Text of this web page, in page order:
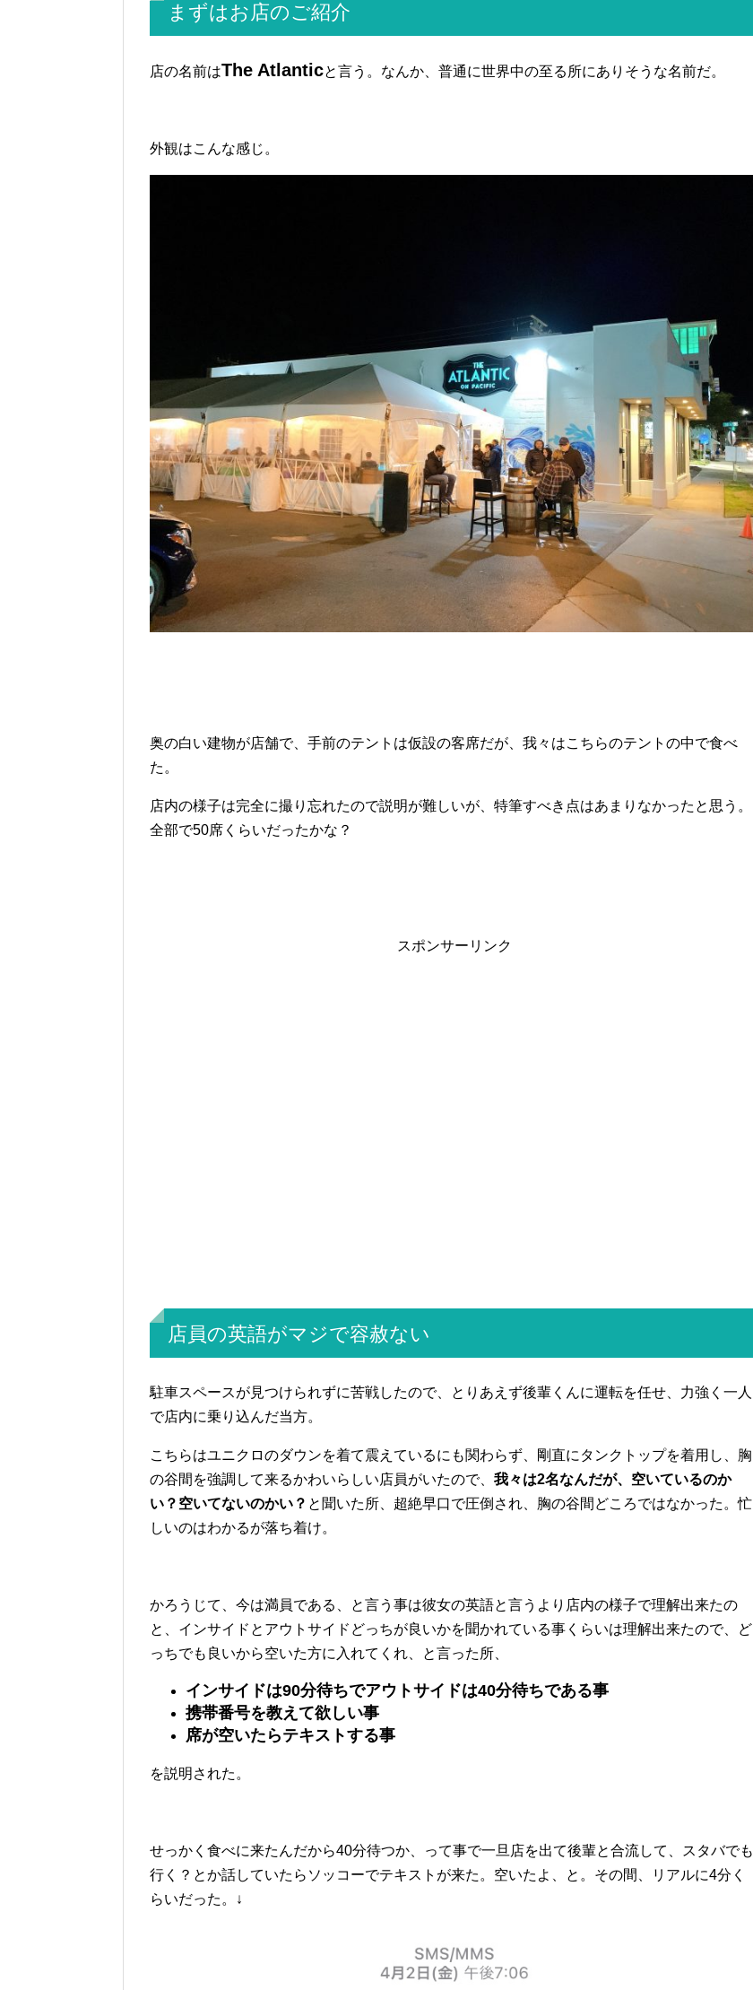
まずはお店のご紹介
店の名前はThe Atlanticと言う。なんか、普通に世界中の至る所にありそうな名前だ。
外観はこんな感じ。
奥の白い建物が店舗で、手前のテントは仮設の客席だが、我々はこちらのテントの中で食べ
た。
店内の様子は完全に撮り忘れたので説明が難しいが、特筆すべき点はあまりなかったと思う。
全部で50席くらいだったかな？
スポンサーリンク
店員の英語がマジで容赦ない
駐車スペースが見つけられずに苦戦したので、とりあえず後輩くんに運転を任せ、力強く一人
で店内に乗り込んだ当方。
こちらはユニクロのダウンを着て震えているにも関わらず、剛直にタンクトップを着用し、胸
の谷間を強調して来るかわいらしい店員がいたので、 我々は2名なんだが、空いているのか
い？空いてないのかい？ と聞いた所、超絶早口で圧倒され、胸の谷間どころではなかった。忙
しいのはわかるが落ち着け。
かろうじて、今は満員である、と言う事は彼女の英語と言うより店内の様子で理解出来たの
と、インサイドとアウトサイドどっちが良いかを聞かれている事くらいは理解出来たので、ど
っちでも良いから空いた方に入れてくれ、と言った所、
インサイドは90分待ちでアウトサイドは40分待ちである事
携帯番号を教えて欲しい事
席が空いたらテキストする事
を説明された。
せっかく食べに来たんだから40分待つか、って事で一旦店を出て後輩と合流して、スタバでも
行く？とか話していたらソッコーでテキストが来た。空いたよ、と。その間、リアルに4分く
らいだった。↓